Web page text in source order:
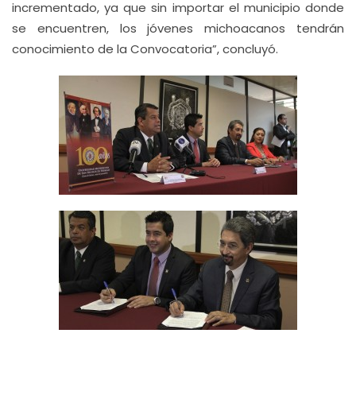
incrementado, ya que sin importar el municipio donde
se encuentren, los jóvenes michoacanos tendrán
conocimiento de la Convocatoria”, concluyó.